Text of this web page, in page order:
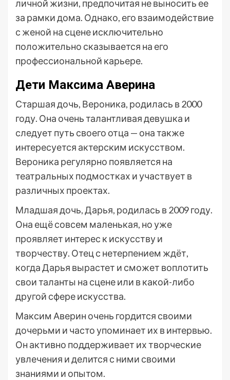
личной жизни, предпочитая не выносить ее
за рамки дома. Однако, его взаимодействие
с женой на сцене исключительно
положительно сказывается на его
профессиональной карьере.
Дети Максима Аверина
Старшая дочь, Вероника, родилась в 2000
году. Она очень талантливая девушка и
следует путь своего отца — она также
интересуется актерским искусством.
Вероника регулярно появляется на
театральных подмостках и участвует в
различных проектах.
Младшая дочь, Дарья, родилась в 2009 году.
Она ещё совсем маленькая, но уже
проявляет интерес к искусству и
творчеству. Отец с нетерпением ждёт,
когда Дарья вырастет и сможет воплотить
свои таланты на сцене или в какой-либо
другой сфере искусства.
Максим Аверин очень гордится своими
дочерьми и часто упоминает их в интервью.
Он активно поддерживает их творческие
увлечения и делится с ними своими
знаниями и опытом.